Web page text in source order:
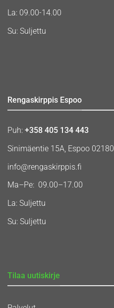
La: 09.00-14.00
Su: Suljettu
Rengaskirppis Espoo
Puh: +358 405 134 443
Sinimäentie 15A, Espoo 02180
info@rengaskirppis.fi
Ma–Pe: 09.00–17.00
La: Suljettu
Su: Suljettu
Tilaa uutiskirje